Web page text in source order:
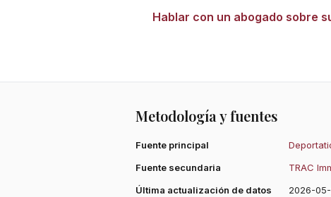
Hablar con un abogado sobre
Metodología y fuentes
Fuente principal
Fuente secundaria
TRAC
Última actualización de datos
2026-